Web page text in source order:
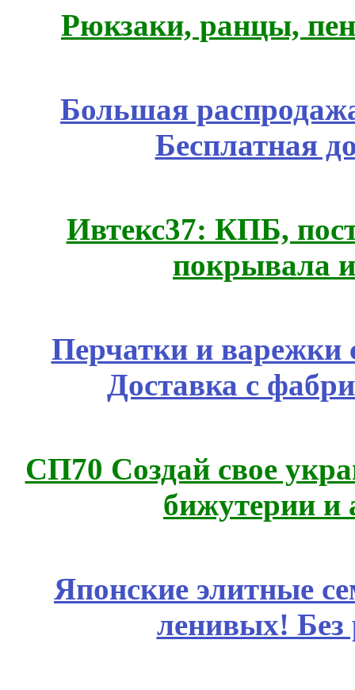
Рюкзаки, ранцы,
Большая
Бесплатная
Ивтекс37: КПБ,
покрывала
Перчатки и варежки
Доставка с
СП70 Создай свое
бижутерии и
Японские элитные
ленивых!